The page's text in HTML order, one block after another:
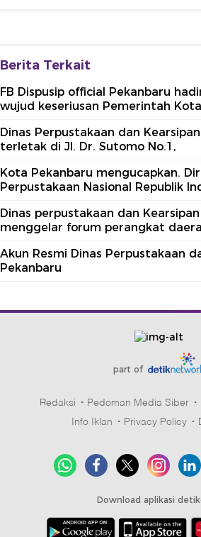
Berita Terkait
FB Dispusip official Pekanbaru
wujud keseriusan Pemerintah
Dinas Perpustakaan dan
terletak di Jl. Dr. Sutomo No.1,
Kota Pekanbaru mengucapkan.
Perpustakaan Nasional Republik
Dinas perpustakaan dan
menggelar forum perangkat
Akun Resmi Dinas Perpustakaan
Pekanbaru
part of
Redaksi Pedoman Media Siber
Info Iklan
Privacy Policy
Download aplikasi